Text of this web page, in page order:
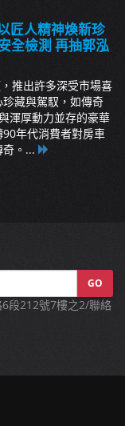
匠人精神煥新珍
全檢測 再抽郭泓
推出許多深受市場喜
藏與駕馭，如傳奇
渾厚動力並存的豪華
年代消費者對房車
。...
GO
段212號7樓之2/聯絡